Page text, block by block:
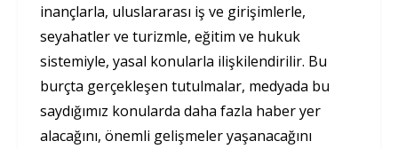
inançlarla, uluslararası iş ve girişimlerle,
seyahatler ve turizmle, eğitim ve hukuk
sistemiyle, yasal konularla ilişkilendirilir. Bu
burçta gerçekleşen tutulmalar, medyada bu
saydığımız konularda daha fazla haber yer
alacağını, önemli gelişmeler yaşanacağını